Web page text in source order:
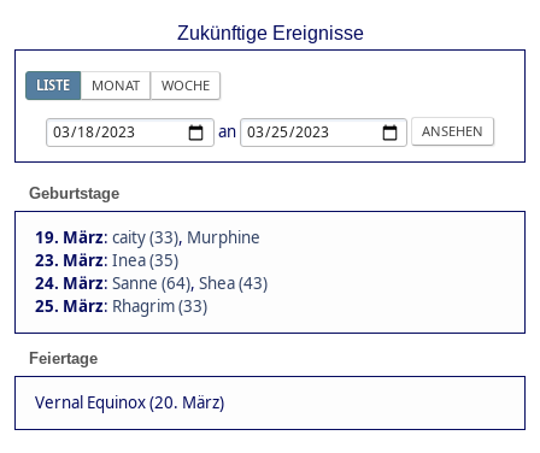
Zukünftige Ereignisse
LISTE MONAT WOCHE
an
Geburtstage
19. März: caity (33), Murphine
23. März: Inea (35)
24. März: Sanne (64), Shea (43)
25. März: Rhagrim (33)
Feiertage
Vernal Equinox (20. März)